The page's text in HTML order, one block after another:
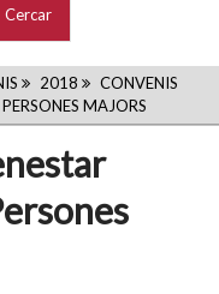
2018
CONVENIS
MAJORS